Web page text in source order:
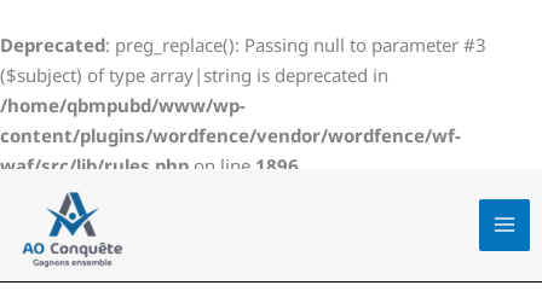
Deprecated: preg_replace(): Passing null to parameter #3
($subject) of type array|string is deprecated in
/home/qbmpubd/www/wp-
content/plugins/wordfence/vendor/wordfence/wf-
waf/src/lib/rules.php on line 1896
au
contenu